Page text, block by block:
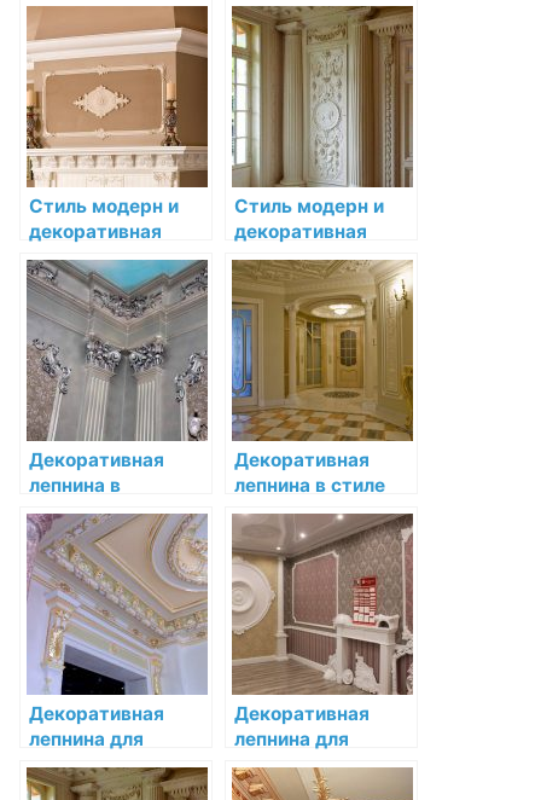
функционального
стиля
истории до
современности
Стиль модерн и
декоративная
лепнина:
воплощение
новаторства
Стиль модерн и
декоративная
лепнина:
воплощение
новаторства
Декоративная
лепнина в
интерьере
классицизма:
элегантность и
строгость
Декоративная
лепнина в стиле
Ар-нуво: методы
применения и
особенности
Декоративная
лепнина для
потолков:
изысканность и
Декоративная
лепнина для
потолков: создаём
уникальный